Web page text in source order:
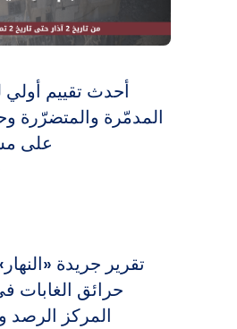
أحدث تقييم أولي
المدمّرة والمتضرّرة
على
تقرير جريدة
حرائق الغابات
المركز الرصد